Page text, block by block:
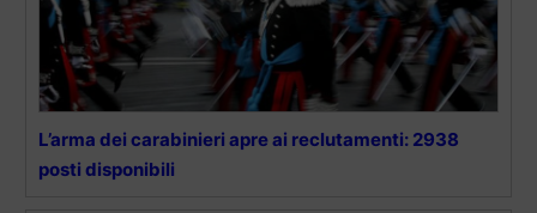
L’arma dei carabinieri apre ai reclutamenti: 2938
posti disponibili